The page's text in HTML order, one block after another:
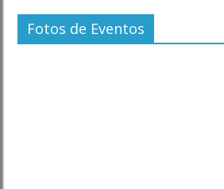
59
Fotos de Eventos